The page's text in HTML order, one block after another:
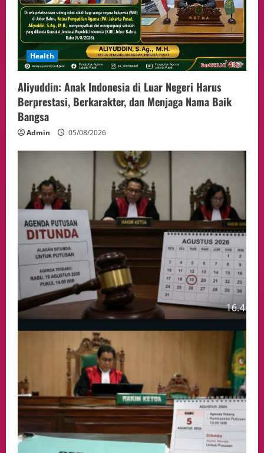
Health
Aliyuddin: Anak Indonesia di Luar Negeri Harus
Berprestasi, Berkarakter, dan Menjaga Nama Baik
Bangsa
Admin 05/08/2026